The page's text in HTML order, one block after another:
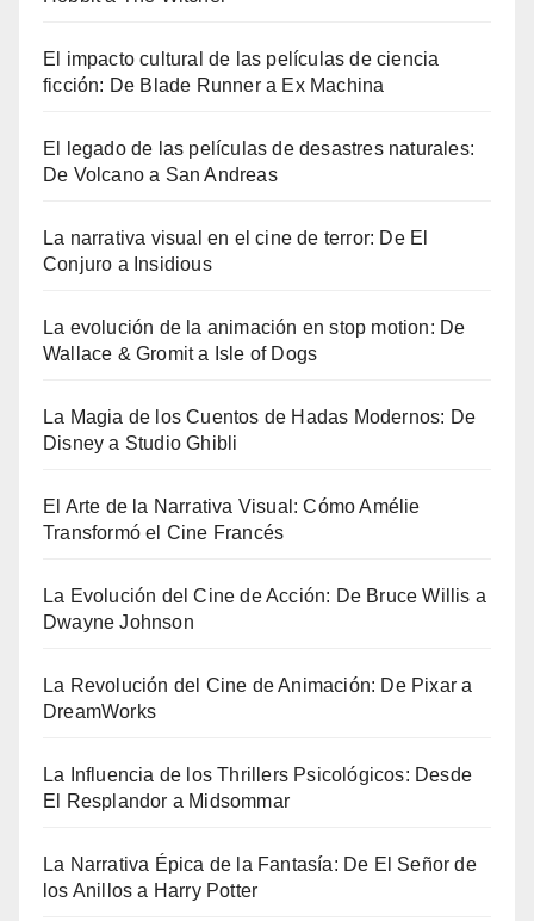
El impacto cultural de las películas de ciencia
ficción: De Blade Runner a Ex Machina
El legado de las películas de desastres naturales:
De Volcano a San Andreas
La narrativa visual en el cine de terror: De El
Conjuro a Insidious
La evolución de la animación en stop motion: De
Wallace & Gromit a Isle of Dogs
La Magia de los Cuentos de Hadas Modernos: De
Disney a Studio Ghibli
El Arte de la Narrativa Visual: Cómo Amélie
Transformó el Cine Francés
La Evolución del Cine de Acción: De Bruce Willis a
Dwayne Johnson
La Revolución del Cine de Animación: De Pixar a
DreamWorks
La Influencia de los Thrillers Psicológicos: Desde
El Resplandor a Midsommar
La Narrativa Épica de la Fantasía: De El Señor de
los Anillos a Harry Potter